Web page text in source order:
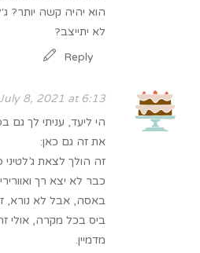
הוא יהיה קשה יותר?
לא יתייצב?
Reply
8, 2021 at 6:13
הי ליעד, עניתי לך גם
את זה גם כאן:
כבר לא יצא רך
באסה, אבל לא נורא,
ביס בכל מקרה, אולי
מדמיין.